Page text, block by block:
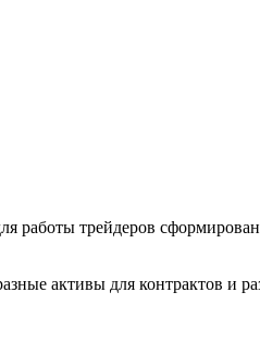
трейдеров
активы для контрактов и